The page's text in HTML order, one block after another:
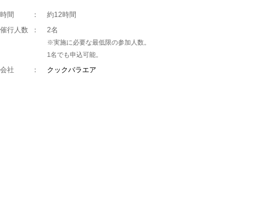
間 ：
約12時間
行人数
： 2名
※実施に必要な最低限の参加人数。
1名でも申込可能。
社 ： クックバラエア